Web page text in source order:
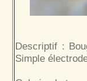
Descriptif :
Simple